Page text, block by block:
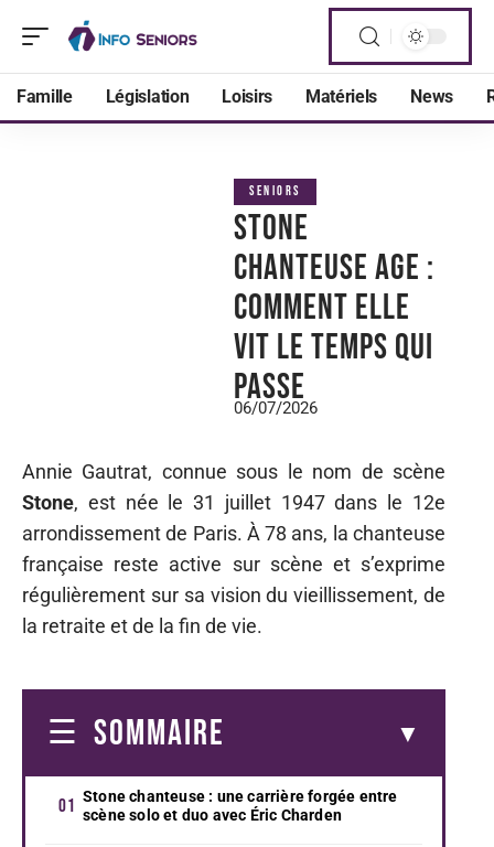
Famille Législation Loisirs Matériels News
SENIORS
Stone
chanteuse age :
comment elle
vit le temps qui
passe
06/07/2026
Annie Gautrat, connue sous le nom de scène
Stone, est née le 31 juillet 1947 dans le 12e
arrondissement de Paris. À 78 ans, la chanteuse
française reste active sur scène et s’exprime
régulièrement sur sa vision du vieillissement, de
la retraite et de la fin de vie.
SOMMAIRE
Stone chanteuse : une carrière forgée entre
scène solo et duo avec Éric Charden